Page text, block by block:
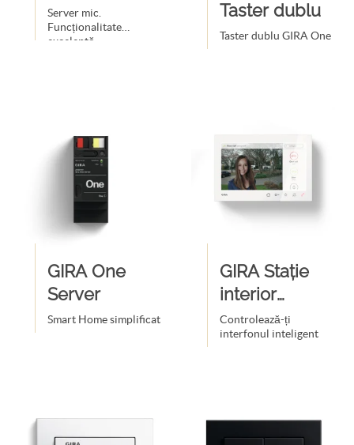
Server mic.
Funcționalitate
excelentă
Taster dublu
Taster dublu GIRA One
GIRA One
Server
Smart Home simplificat
GIRA Stație
interior
aplicată
Controlează-ți
interfonul inteligent